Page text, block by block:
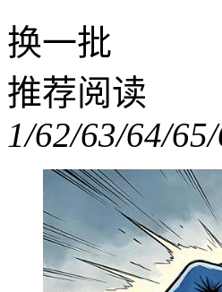
换一批
推荐阅读
1/62/63/64/6